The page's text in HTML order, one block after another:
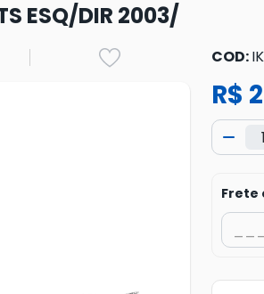
ESQ/DIR 2003/
COD:
R$
Frete